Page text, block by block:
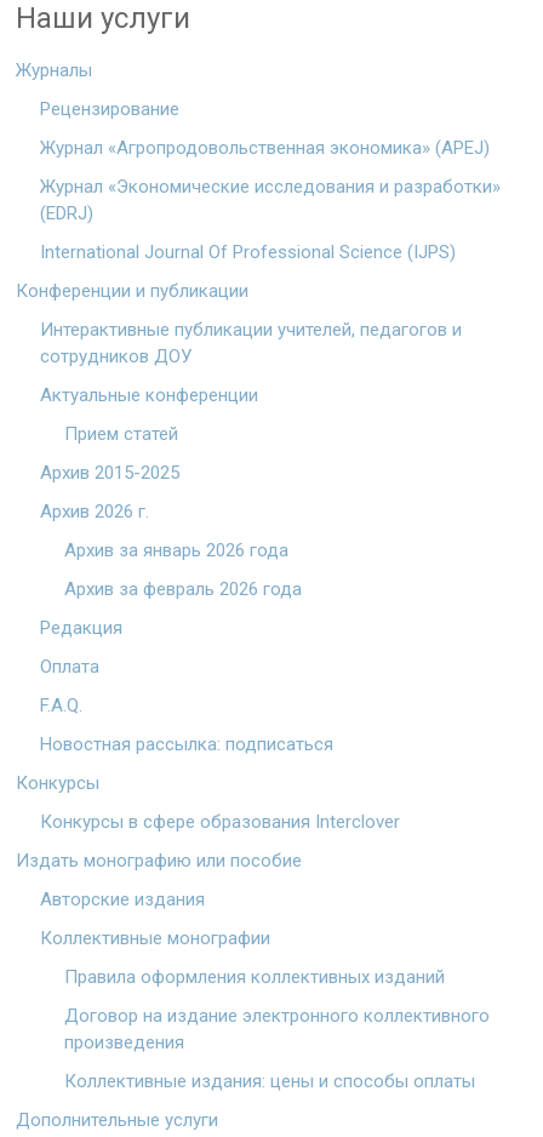
Наши услуги
Журналы
Рецензирование
Журнал «Агропродовольственная экономика» (APEJ)
Журнал «Экономические исследования и разработки»
(EDRJ)
International Journal Of Professional Science (IJPS)
Конференции и публикации
Интерактивные публикации учителей, педагогов и
сотрудников ДОУ
Актуальные конференции
Прием статей
Архив 2015-2025
Архив 2026 г.
Архив за январь 2026 года
Архив за февраль 2026 года
Редакция
Оплата
F.A.Q.
Новостная рассылка: подписаться
Конкурсы
Конкурсы в сфере образования Interclover
Издать монографию или пособие
Авторские издания
Коллективные монографии
Правила оформления коллективных изданий
Договор на издание электронного коллективного
произведения
Коллективные издания: цены и способы оплаты
Дополнительные услуги